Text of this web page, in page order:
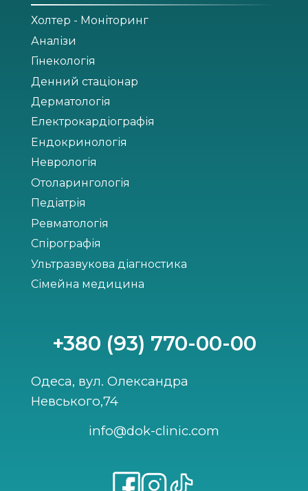
Холтер - Моніторинг
Аналізи
Гінекологія
Денний стаціонар
Дерматологія
Електрокардіографія
Ендокринологія
Неврологія
Отоларингологія
Педіатрія
Ревматологія
Спірографія
Ультразвукова діагностика
Сімейна медицина
+380 (93) 770-00-00
Одеса, вул. Олександра
Невського,74
info@dok-clinic.com